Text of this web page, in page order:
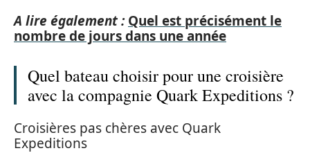
A lire également : Quel est précisément le
nombre de jours dans une année
Quel bateau choisir pour une croisière
avec la compagnie Quark Expeditions ?
Croisières pas chères avec Quark
Expeditions